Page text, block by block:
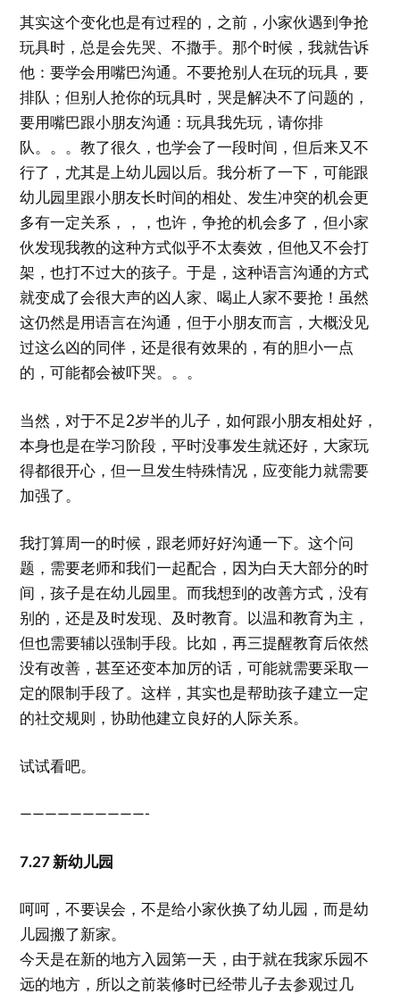
其实这个变化也是有过程的，之前，小家伙遇到争抢
玩具时，总是会先哭、不撒手。那个时候，我就告诉
他：要学会用嘴巴沟通。不要抢别人在玩的玩具，要
排队；但别人抢你的玩具时，哭是解决不了问题的，
要用嘴巴跟小朋友沟通：玩具我先玩，请你排
队。。。教了很久，也学会了一段时间，但后来又不
行了，尤其是上幼儿园以后。我分析了一下，可能跟
幼儿园里跟小朋友长时间的相处、发生冲突的机会更
多有一定关系，，，也许，争抢的机会多了，但小家
伙发现我教的这种方式似乎不太奏效，但他又不会打
架，也打不过大的孩子。于是，这种语言沟通的方式
就变成了会很大声的凶人家、喝止人家不要抢！虽然
这仍然是用语言在沟通，但于小朋友而言，大概没见
过这么凶的同伴，还是很有效果的，有的胆小一点
的，可能都会被吓哭。。。
当然，对于不足2岁半的儿子，如何跟小朋友相处好，
本身也是在学习阶段，平时没事发生就还好，大家玩
得都很开心，但一旦发生特殊情况，应变能力就需要
加强了。
我打算周一的时候，跟老师好好沟通一下。这个问
题，需要老师和我们一起配合，因为白天大部分的时
间，孩子是在幼儿园里。而我想到的改善方式，没有
别的，还是及时发现、及时教育。以温和教育为主，
但也需要辅以强制手段。比如，再三提醒教育后依然
没有改善，甚至还变本加厉的话，可能就需要采取一
定的限制手段了。这样，其实也是帮助孩子建立一定
的社交规则，协助他建立良好的人际关系。
试试看吧。
——————————-
7.27 新幼儿园
呵呵，不要误会，不是给小家伙换了幼儿园，而是幼
儿园搬了新家。
今天是在新的地方入园第一天，由于就在我家乐园不
远的地方，所以之前装修时已经带儿子去参观过几